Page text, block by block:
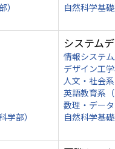
自然科学基
部）
システム
情報システ
デザイン工
人文・社会
英語教育系
数理・デー
自然科学基